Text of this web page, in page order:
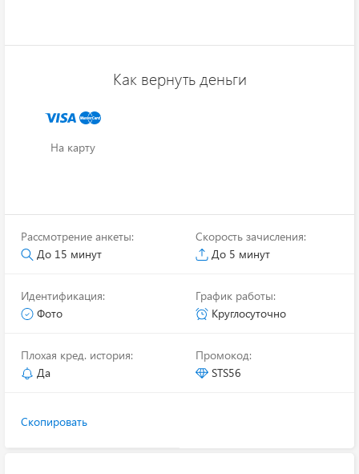
Как вернуть деньги
На карту
Рассмотрение анкеты:
До 15 минут
Скорость зачисления:
До 5 минут
Идентификация:
Фото
График работы:
Круглосуточно
Плохая кред. история:
Да
Промокод:
STS56
Скопировать